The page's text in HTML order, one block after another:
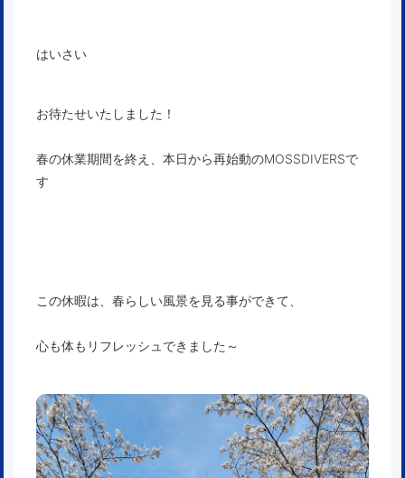
はいさい
お待たせいたしました！
春の休業期間を終え、本日から再始動のMOSSDIVERSで
す
この休暇は、春らしい風景を見る事ができて、
心も体もリフレッシュできました～